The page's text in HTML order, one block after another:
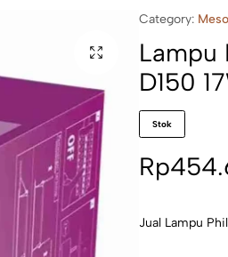
Category:
Lampu
D150
Stok
Rp
Jual Lampu